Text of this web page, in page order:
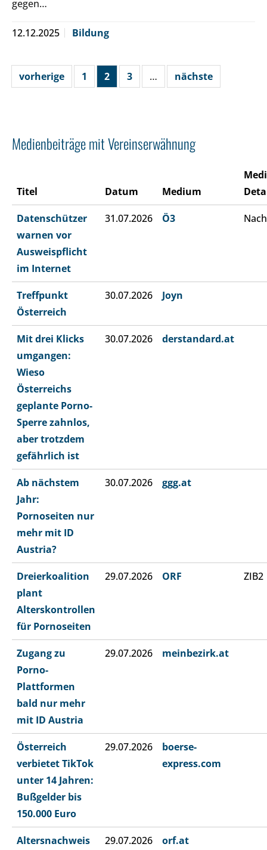
gegen…
12.12.2025 Bildung
vorherige 1 2 3 … nächste
Medienbeiträge mit Vereinserwähnung
Titel Datum Medium
Datenschützer
warnen vor
Ausweispflicht
im Internet
31.07.2026 Ö3
Treffpunkt
Österreich
30.07.2026 Joyn
Mit drei Klicks
umgangen:
Wieso
Österreichs
geplante Porno-
Sperre zahnlos,
aber trotzdem
gefährlich ist
30.07.2026 derstandard.at
Ab nächstem
Jahr:
Pornoseiten nur
mehr mit ID
Austria?
30.07.2026 ggg.at
Dreierkoalition
plant
Alterskontrollen
für Pornoseiten
29.07.2026 ORF ZIB2
Zugang zu
Porno-
Plattformen
bald nur mehr
mit ID Austria
29.07.2026 meinbezirk.at
Österreich
verbietet TikTok
unter 14 Jahren:
Bußgelder bis
150.000 Euro
29.07.2026
boerse-
express.com
Altersnachweis
29.07.2026 orf.at